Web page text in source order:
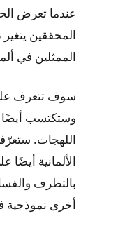
عندما تعرض
المحققين
الممثلين في
سوف تتعرف
وستكتسب
اللهجات.
الألمانية
بالتطرف
أخرى نموذجية